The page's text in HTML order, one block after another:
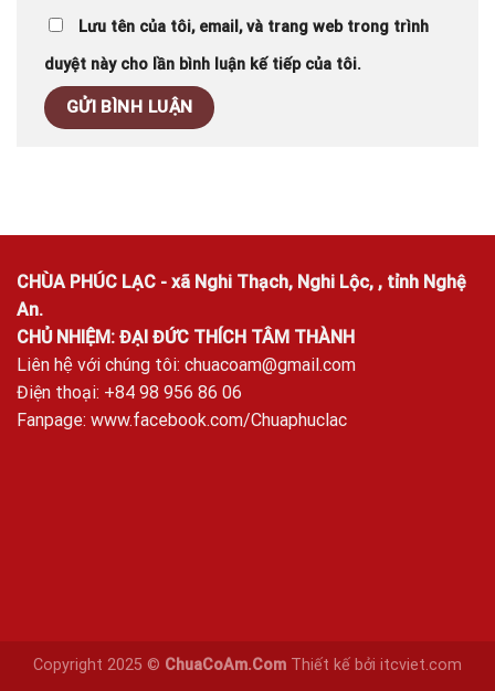
Lưu tên của tôi, email, và trang web trong trình
duyệt này cho lần bình luận kế tiếp của tôi.
CHÙA PHÚC LẠC - xã Nghi Thạch, Nghi Lộc, , tỉnh Nghệ
An.
CHỦ NHIỆM: ĐẠI ĐỨC THÍCH TÂM THÀNH
Liên hệ với chúng tôi: chuacoam@gmail.com
Điện thoại: +84 98 956 86 06
Fanpage: www.facebook.com/Chuaphuclac
Copyright 2025 © ChuaCoAm.Com Thiết kế bởi itcviet.com